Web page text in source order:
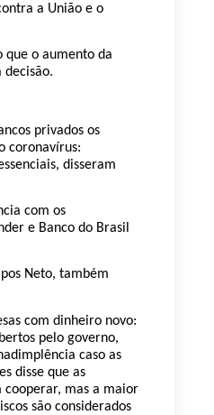
a União e o
que o aumento da
decisão.
privados os
coronavírus:
disseram
com os
e Banco do Brasil
Neto, também
com dinheiro novo:
pelo governo,
caso as
disse que as
cooperar, mas a maior
são considerados